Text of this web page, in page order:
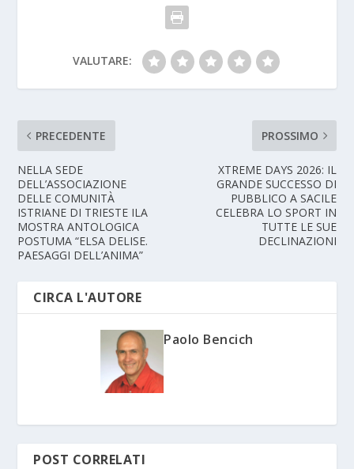
VALUTARE:
PRECEDENTE
NELLA SEDE
DELL’ASSOCIAZIONE
DELLE COMUNITÀ
ISTRIANE DI TRIESTE ILA
MOSTRA ANTOLOGICA
POSTUMA “ELSA DELISE.
PAESAGGI DELL’ANIMA”
PROSSIMO
XTREME DAYS 2026: IL
GRANDE SUCCESSO DI
PUBBLICO A SACILE
CELEBRA LO SPORT IN
TUTTE LE SUE
DECLINAZIONI
CIRCA L'AUTORE
Paolo Bencich
POST CORRELATI